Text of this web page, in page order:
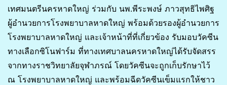
เทศมนตรีนครหาดใหญ่ ร่วมกับ นพ.พีระพงษ์ ภาวสุทธิไพศิฐ
ผู้อำนวยการโรงพยาบาลหาดใหญ่ พร้อมด้วยรองผู้อำนวยการ
โรงพยาบาลหาดใหญ่ และเจ้าหน้าที่ที่เกี่ยวข้อง รับมอบวัคซีน
ทางเลือกซิโนฟาร์ม ที่ทางเทศบาลนครหาดใหญ่ได้รับจัดสรร
จากทางราชวิทยาลัยจุฬาภรณ์ โดยวัคซีนจะถูกเก็บรักษาไว้
ณ โรงพยาบาลหาดใหญ่ และพร้อมฉีดวัคซีนเข็มแรกให้ชาว